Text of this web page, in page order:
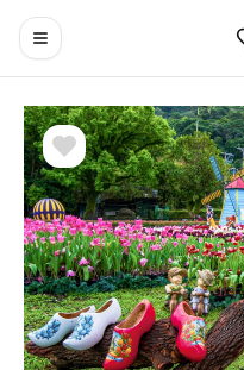
Toggle navigation menu